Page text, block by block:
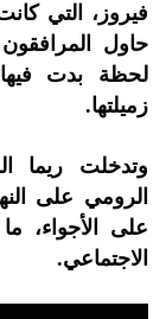
فيروز، التي
حاول
لحظة بدت
زميلتها.
وتدخلت ريما
الرومي على
على الأجواء،
الاجتماعي.